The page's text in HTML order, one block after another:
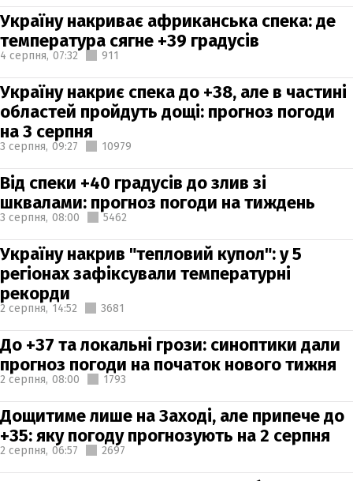
Україну накриває африканська спека: де
температура сягне +39 градусів
4 серпня, 07:32 911
Україну накриє спека до +38, але в частині
областей пройдуть дощі: прогноз погоди
на 3 серпня
3 серпня, 09:27 10979
Від спеки +40 градусів до злив зі
шквалами: прогноз погоди на тиждень
3 серпня, 08:00 5462
Україну накрив "тепловий купол": у 5
регіонах зафіксували температурні
рекорди
2 серпня, 14:52 3681
До +37 та локальні грози: синоптики дали
прогноз погоди на початок нового тижня
2 серпня, 08:00 1793
Дощитиме лише на Заході, але припече до
+35: яку погоду прогнозують на 2 серпня
2 серпня, 06:57 2697